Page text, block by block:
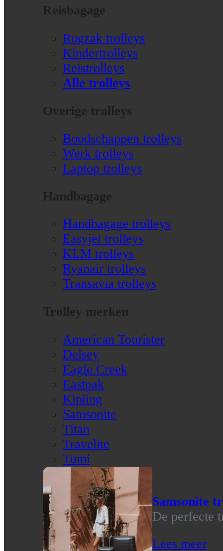
Reisbagage
Rugzak trolleys
Kindertrolleys
Reistrolleys
Alle trolleys
Overige trolleys
Boodschappen trolleys
Werk trolleys
Laptop trolleys
Handbagage
Handbagage trolleys
Easyjet trolleys
KLM trolleys
Ryanair trolleys
Transavia trolleys
Trolley merken
American Tourister
Delsey
Eagle Creek
Eastpak
Kipling
Samsonite
Titan
Travelite
Tumi
Samsonite
De perfecte
Lees meer